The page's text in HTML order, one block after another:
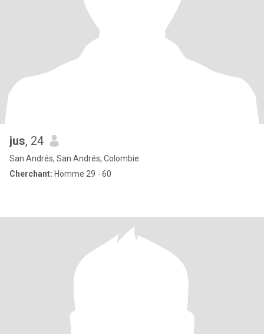
jus, 24
San Andrés, San Andrés, Colombie
Cherchant: Homme 29 - 60